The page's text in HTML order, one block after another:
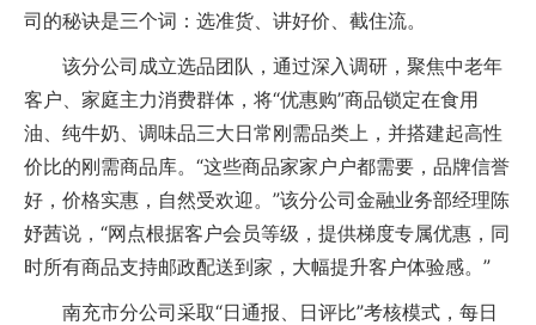
司的秘诀是三个词：选准货、讲好价、截住流。
该分公司成立选品团队，通过深入调研，聚焦中老年
客户、家庭主力消费群体，将“优惠购”商品锁定在食用
油、纯牛奶、调味品三大日常刚需品类上，并搭建起高性
价比的刚需商品库。“这些商品家家户户都需要，品牌信誉
好，价格实惠，自然受欢迎。”该分公司金融业务部经理陈
妤茜说，“网点根据客户会员等级，提供梯度专属优惠，同
时所有商品支持邮政配送到家，大幅提升客户体验感。”
南充市分公司采取“日通报、日评比”考核模式，每日